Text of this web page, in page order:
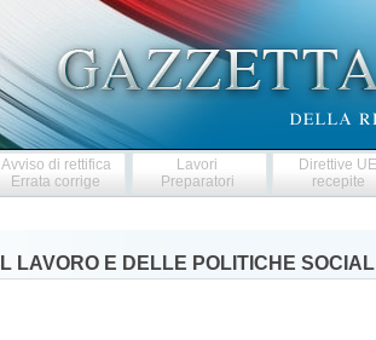
Avviso di rettifica
Errata corrige
Lavori
Preparatori
Direttive
recepite
LAVORO E DELLE POLITICHE